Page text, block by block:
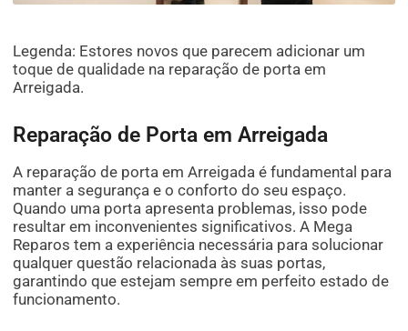
Legenda: Estores novos que parecem adicionar um
toque de qualidade na reparação de porta em
Arreigada.
Reparação de Porta em Arreigada
A reparação de porta em Arreigada é fundamental para
manter a segurança e o conforto do seu espaço.
Quando uma porta apresenta problemas, isso pode
resultar em inconvenientes significativos. A Mega
Reparos tem a experiência necessária para solucionar
qualquer questão relacionada às suas portas,
garantindo que estejam sempre em perfeito estado de
funcionamento.